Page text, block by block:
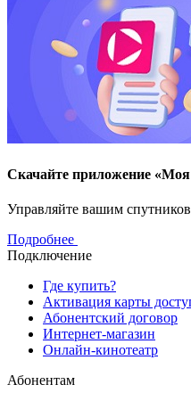
Скачайте приложение «Моя
Управляйте вашим
Подробнее
Подключение
Где купить?
Активация карты
Абонентский договор
Интернет-магазин
Онлайн-кинотеатр
Абонентам